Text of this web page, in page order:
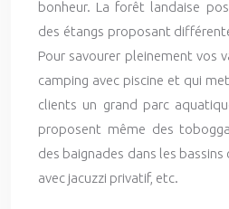
bonheur. La forêt landaise
des étangs proposant
Pour savourer pleinement vos
camping avec piscine et qui
clients un grand parc
proposent même des
des baignades dans les
avec jacuzzi privatif, etc.